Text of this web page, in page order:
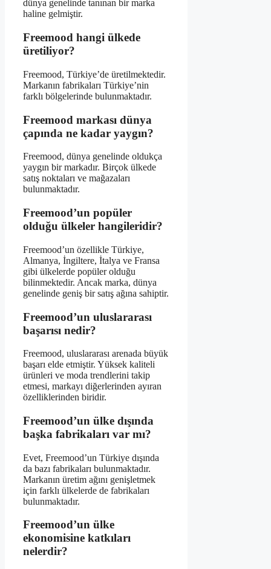
dünya genelinde tanınan bir marka
haline gelmiştir.
Freemood hangi ülkede
üretiliyor?
Freemood, Türkiye’de üretilmektedir.
Markanın fabrikaları Türkiye’nin
farklı bölgelerinde bulunmaktadır.
Freemood markası dünya
çapında ne kadar yaygın?
Freemood, dünya genelinde oldukça
yaygın bir markadır. Birçok ülkede
satış noktaları ve mağazaları
bulunmaktadır.
Freemood’un popüler
olduğu ülkeler hangileridir?
Freemood’un özellikle Türkiye,
Almanya, İngiltere, İtalya ve Fransa
gibi ülkelerde popüler olduğu
bilinmektedir. Ancak marka, dünya
genelinde geniş bir satış ağına sahiptir.
Freemood’un uluslararası
başarısı nedir?
Freemood, uluslararası arenada büyük
başarı elde etmiştir. Yüksek kaliteli
ürünleri ve moda trendlerini takip
etmesi, markayı diğerlerinden ayıran
özelliklerinden biridir.
Freemood’un ülke dışında
başka fabrikaları var mı?
Evet, Freemood’un Türkiye dışında
da bazı fabrikaları bulunmaktadır.
Markanın üretim ağını genişletmek
için farklı ülkelerde de fabrikaları
bulunmaktadır.
Freemood’un ülke
ekonomisine katkıları
nelerdir?